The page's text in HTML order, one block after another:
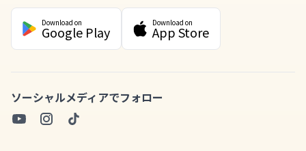
Download on
Google Play
Download on
App Store
ソーシャルメディアでフォロー